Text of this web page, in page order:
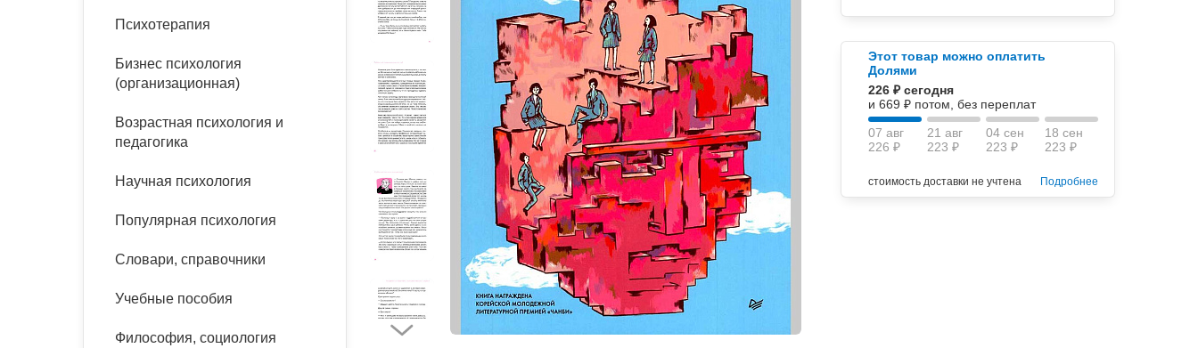
Расстройства пищевого
Тревожные расстройства,
Песочная терапия
Психодрама
Сказкотерапия
Другие направления
психотерапии
Классический, эриксоновский
Психология труда и
Психофизиология
Социальная психология
Социальная и
Учебная литература
Классический и юнгианский
Этот товар можно оплатить
Долями
226 ₽ сегодня
и 669 ₽ потом, без переплат
07 авг
226 ₽
21 авг
223 ₽
04 сен
223 ₽
18 сен
223 ₽
стоимость доставки не учтена Подробнее
Психотерапия
Бизнес психология
(организационная)
Возрастная психология и
педагогика
Научная психология
Популярная психология
Словари, справочники
Учебные пособия
Философия, социология